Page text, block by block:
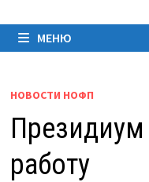
МЕНЮ
НОВОСТИ НОФП
работу